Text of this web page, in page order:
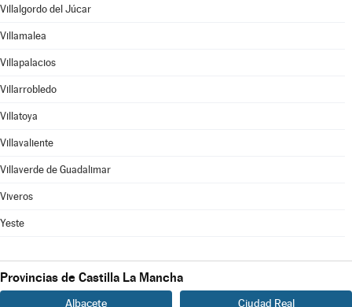
Villalgordo del Júcar
Villamalea
Villapalacios
Villarrobledo
Villatoya
Villavaliente
Villaverde de Guadalimar
Viveros
Yeste
Provincias de Castilla La Mancha
Albacete Ciudad Real